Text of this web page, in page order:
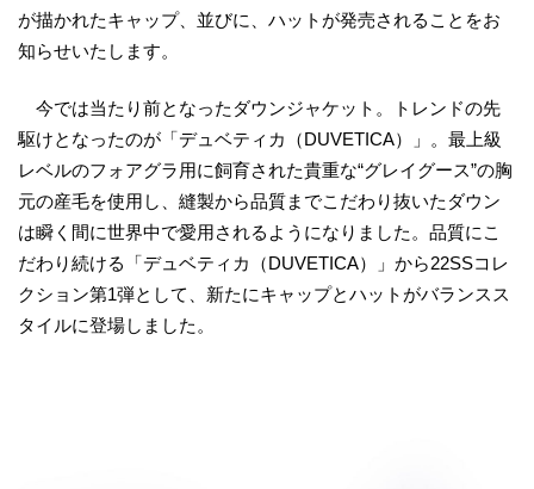
が描かれたキャップ、並びに、ハットが発売されることをお
知らせいたします。
今では当たり前となったダウンジャケット。トレンドの先
駆けとなったのが「デュベティカ（DUVETICA）」。最上級
レベルのフォアグラ用に飼育された貴重な“グレイグース”の胸
元の産毛を使用し、縫製から品質までこだわり抜いたダウン
は瞬く間に世界中で愛用されるようになりました。品質にこ
だわり続ける「デュベティカ（DUVETICA）」から22SSコレ
クション第1弾として、新たにキャップとハットがバランスス
タイルに登場しました。